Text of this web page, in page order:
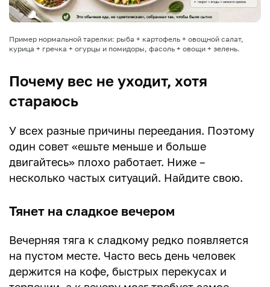
Пример нормальной тарелки: рыба + картофель + овощной салат,
курица + гречка + огурцы и помидоры, фасоль + овощи + зелень.
Почему вес не уходит, хотя
стараюсь
У всех разные причины переедания. Поэтому
один совет «ешьте меньше и больше
двигайтесь» плохо работает. Ниже –
несколько частых ситуаций. Найдите свою.
Тянет на сладкое вечером
Вечерняя тяга к сладкому редко появляется
на пустом месте. Часто весь день человек
держится на кофе, быстрых перекусах и